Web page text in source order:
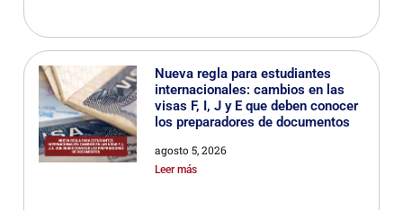
Nueva regla para estudiantes
internacionales: cambios en las
visas F, I, J y E que deben conocer
los preparadores de documentos
agosto 5, 2026
Leer más